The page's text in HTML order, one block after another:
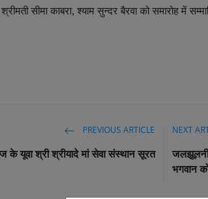
सीमा काबरा, श्याम सुन्दर बैरवा को समारोह में
PREVIOUS ARTICLE
के यूवा श्री श्रीयादे मां सेवा संस्थान सूरत
NEXT
जलझूलनी
भगवान